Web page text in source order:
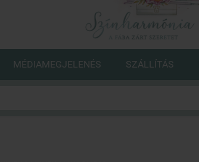
MÉDIAMEGJELENÉS SZÁLLÍTÁS